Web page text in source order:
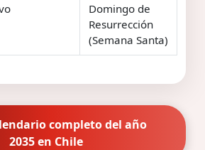
Domingo de
Resurrección
(Semana Santa)
completo del año
2035 en Chile